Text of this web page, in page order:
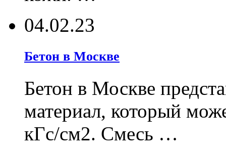
04.02.23
Бетон в Москве
Бетон в Москве
материал, который
кГс/см2. Смесь …